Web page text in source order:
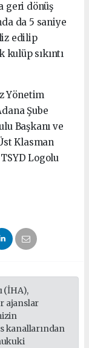
geri dönüş
da 5 saniye
edilip
sıkıntı
Yönetim
Şube
Başkanı ve
Klasman
Logolu
(İHA),
ajanslar
kanallarından